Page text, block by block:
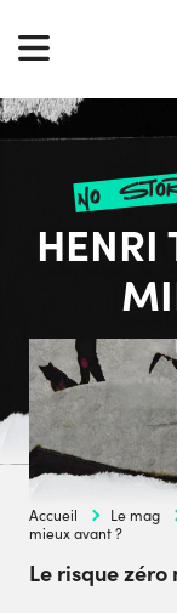
:
content
no
HENRI
Accueil Le mag
mieux avant ?
Le risque zéro